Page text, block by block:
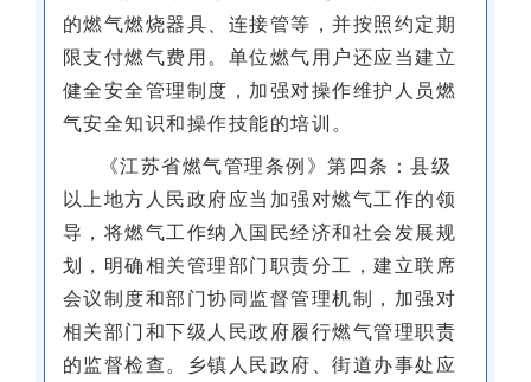
的燃气燃烧器具、连接管等，并按照约定期
限支付燃气费用。单位燃气用户还应当建立
健全安全管理制度，加强对操作维护人员燃
气安全知识和操作技能的培训。
《江苏省燃气管理条例》第四条：县级
以上地方人民政府应当加强对燃气工作的领
导，将燃气工作纳入国民经济和社会发展规
划，明确相关管理部门职责分工，建立联席
会议制度和部门协同监督管理机制，加强对
相关部门和下级人民政府履行燃气管理职责
的监督检查。乡镇人民政府、街道办事处应